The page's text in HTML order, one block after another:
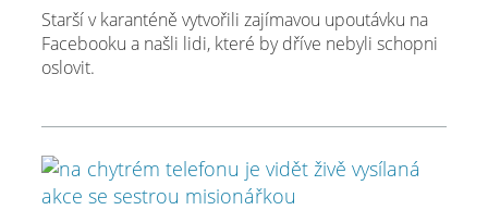
Starší v karanténě vytvořili zajímavou upoutávku na
Facebooku a našli lidi, které by dříve nebyli schopni
oslovit.